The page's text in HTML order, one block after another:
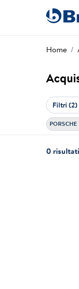
Home
Filtri(2)
PORSCHE
0 risultati